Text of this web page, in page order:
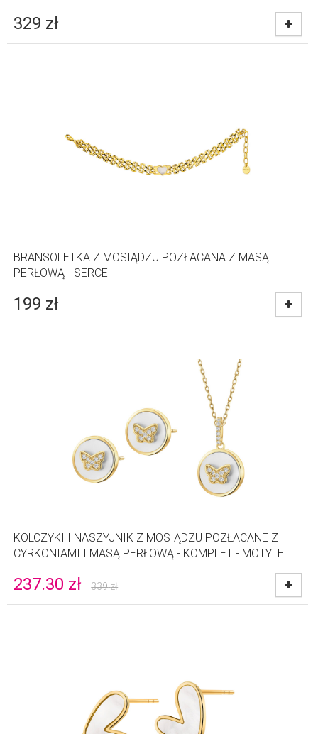
329 zł
BRANSOLETKA Z MOSIĄDZU POZŁACANA Z MASĄ
PERŁOWĄ - SERCE
199 zł
KOLCZYKI I NASZYJNIK Z MOSIĄDZU POZŁACANE Z
CYRKONIAMI I MASĄ PERŁOWĄ - KOMPLET - MOTYLE
237.30 zł 339zł